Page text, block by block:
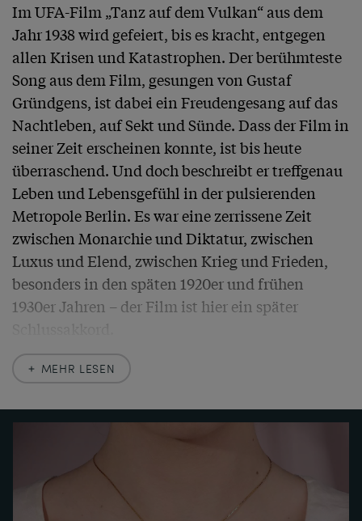
Im UFA-Film „Tanz auf dem Vulkan“ aus dem
Jahr 1938 wird gefeiert, bis es kracht, entgegen
allen Krisen und Katastrophen. Der berühmteste
Song aus dem Film, gesungen von Gustaf
Gründgens, ist dabei ein Freudengesang auf das
Nachtleben, auf Sekt und Sünde. Dass der Film in
seiner Zeit erscheinen konnte, ist bis heute
überraschend. Und doch beschreibt er treffgenau
Leben und Lebensgefühl in der pulsierenden
Metropole Berlin. Es war eine zerrissene Zeit
zwischen Monarchie und Diktatur, zwischen
Luxus und Elend, zwischen Krieg und Frieden,
besonders in den späten 1920er und frühen
1930er Jahren – der Film ist hier ein später
Der hier vorliegende prachtvolle Anhänger ist ein
Feiern sich selbst zu vergessen. Ein
atemberaubender Aquamarin wird von einer
Fassung aus Gold mit Diamantbesatz furios
präsentiert. Der große, klare Stein zeigt ein
intensives, leicht türkis gefärbtes Meeresblau
MEHR LESEN